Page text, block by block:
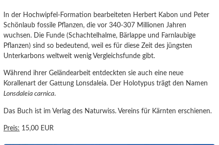
In der Hochwipfel-Formation bearbeiteten Herbert Kabon und Peter
Schönlaub fossile Pflanzen, die vor 340-307 Millionen Jahren
wuchsen. Die Funde (Schachtelhalme, Bärlappe und Farnlaubige
Pflanzen) sind so bedeutend, weil es für diese Zeit des jüngsten
Unterkarbons weltweit wenig Vergleichsfunde gibt.
Während ihrer Geländearbeit entdeckten sie auch eine neue
Korallenart der Gattung Lonsdaleia. Der Holotypus trägt den Namen
Lonsdaleia carnica.
Das Buch ist im Verlag des Naturwiss. Vereins für Kärnten erschienen.
Preis: 15,00 EUR